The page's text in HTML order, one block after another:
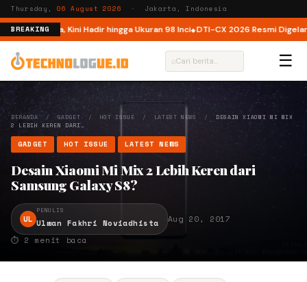
Thursday,06 August 2026 · Jakarta, Indonesia
BREAKING
Indonesia, Kini Hadir hingga Ukuran 98 Inci DTI-CX 2026 Resmi Digelar,
⌕ ☰
BERANDA /GADGET / HOT ISSUE / LATEST NEWS / DESAIN XIAOMI MI MIX
2 LEBIH KEREN DARI…
GADGET HOT ISSUE LATEST NEWS
Desain Xiaomi Mi Mix 2 Lebih Keren dari
Samsung Galaxy S8?
UL
PENULIS
Ulwan Fakhri Noviadhista
Aug 20, 2017
⏱ 2 menit baca